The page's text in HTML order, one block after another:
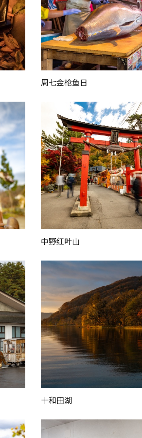
周七金枪鱼日
中野红叶山
十和田湖